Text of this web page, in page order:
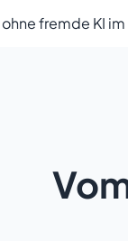
fremde KI